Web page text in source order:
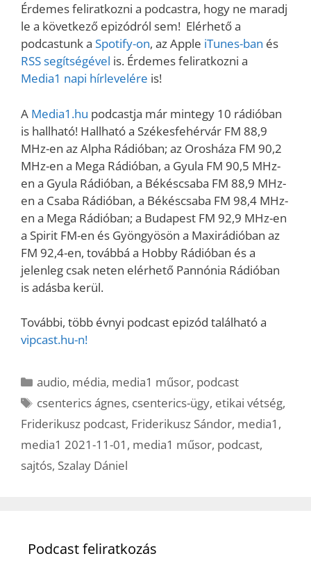
Érdemes feliratkozni a podcastra, hogy ne maradj
le a következő epizódról sem! Elérhető a
podcastunk a Spotify-on, az Apple iTunes-ban és
RSS segítségével is. Érdemes feliratkozni a
Media1 napi hírlevelére is!
A Media1.hu podcastja már mintegy 10 rádióban
is hallható! Hallható a Székesfehérvár FM 88,9
MHz-en az Alpha Rádióban; az Orosháza FM 90,2
MHz-en a Mega Rádióban, a Gyula FM 90,5 MHz-
en a Gyula Rádióban, a Békéscsaba FM 88,9 MHz-
en a Csaba Rádióban, a Békéscsaba FM 98,4 MHz-
en a Mega Rádióban; a Budapest FM 92,9 MHz-en
a Spirit FM-en és Gyöngyösön a Maxirádióban az
FM 92,4-en, továbbá a Hobby Rádióban és a
jelenleg csak neten elérhető Pannónia Rádióban
is adásba kerül.
További, több évnyi podcast epizód található a
vipcast.hu-n!
Kategória
audio, média, media1 műsor, podcast
Címkék
csenterics ágnes, csenterics-ügy, etikai vétség,
Friderikusz podcast, Friderikusz Sándor, media1 ,
media1 2021-11-01 , media1 műsor, podcast,
sajtós, Szalay Dániel
Podcast feliratkozás